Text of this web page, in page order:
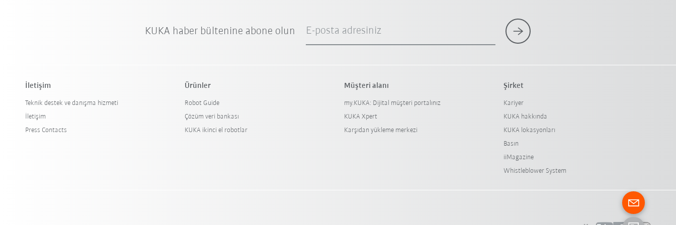
KUKA haber bültenine abone olun E-posta adresiniz
İletişim
Teknik destek ve danışma hizmeti
İletişim
Press Contacts
Ürünler
Robot Guide
Çözüm veri bankası
KUKA ikinci el robotlar
Müşteri alanı
my.KUKA: Dijital müşteri portalınız
KUKA Xpert
Karşıdan yükleme merkezi
Şirket
Kariyer
KUKA hakkında
KUKA lokasyonları
Basın
iiMagazine
Whistleblower System